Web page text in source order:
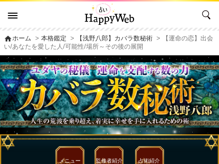
homeホーム >本格鑑定 > 【浅野八郎】カバラ数秘術 > 【運命の恋】出会
い/あなたを愛した人/可能性/場所～その後の展開
メニュー 監修者紹介 占術紹介